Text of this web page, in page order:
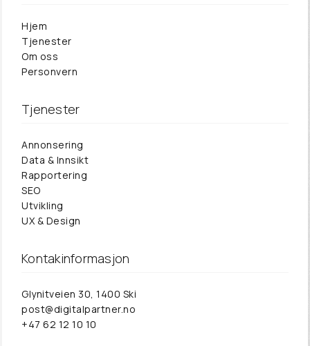
Hjem
Tjenester
Om oss
Personvern
Tjenester
Annonsering
Data & Innsikt
Rapportering
SEO
Utvikling
UX & Design
Kontakinformasjon
Glynitveien 30, 1400 Ski‎
post@digitalpartner.no
+47 62 12 10 10